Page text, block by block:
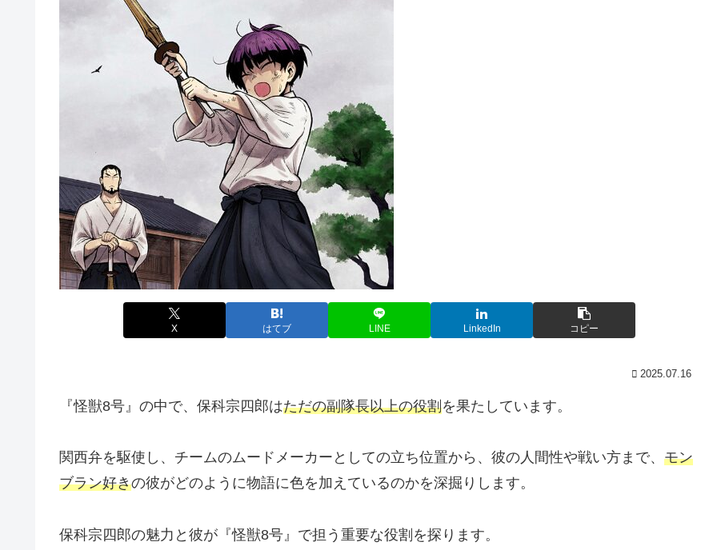
X はてブ LINE LinkedIn コピー
2025.07.16
『怪獣8号』の中で、保科宗四郎はただの副隊長以上の役割を果たしています。
関西弁を駆使し、チームのムードメーカーとしての立ち位置から、彼の人間性や戦い方まで、 モン
ブラン好きの彼がどのように物語に色を加えているのかを深掘りします。
保科宗四郎の魅力と彼が『怪獣8号』で担う重要な役割を探ります。